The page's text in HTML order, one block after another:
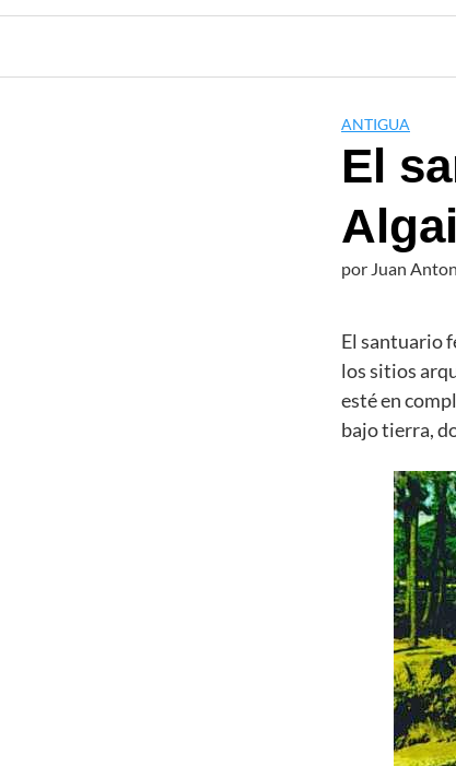
ANTIGUA
El
por Juan
El santuario
los sitios
esté en
bajo tierra,